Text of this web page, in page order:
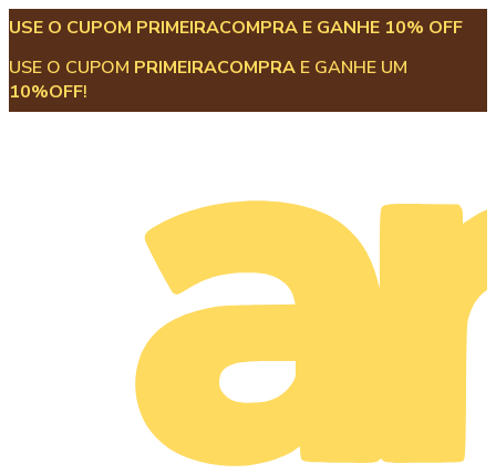
USE O CUPOM PRIMEIRACOMPRA E GANHE 10% OFF
USE O CUPOM PRIMEIRACOMPRA E GANHE UM
10%OFF!